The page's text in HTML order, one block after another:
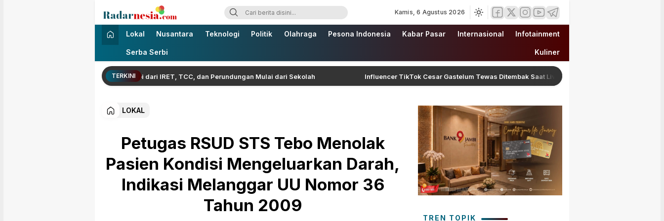
Radarnesia
Enak Dibaca
Kamis, 6 Agustus 2026
Lokal Nusantara Teknologi Politik Olahraga Pesona Indonesia Kabar Pasar Internasional Infotainment
Serba Serbi Kuliner
TERKINI
Jambi: Bentengi Generasi Jambi dari IRET, TCC, dan Perundungan Mulai dari Sekolah Influencer TikTok Cesar Gastelum Tewas Ditembak Saat Live Streaming di Meksiko, Polisi Selidiki
LOKAL
Petugas RSUD STS Tebo Menolak
Pasien Kondisi Mengeluarkan Darah,
Indikasi Melanggar UU Nomor 36
Tahun 2009
TREN TOPIK